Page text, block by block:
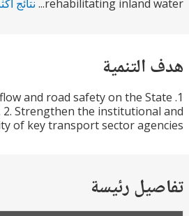
rehabilitating inland
نتائج أكثر
traffic flow and road safety on the
2. Strengthen the
of key transport sector
رئيسة